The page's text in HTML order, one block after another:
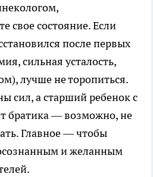
свое состояние. Если
после первых
сильная усталость,
лучше не торопиться.
сил, а старший ребенок с
братика — возможно, не
Главное — чтобы
и желанным